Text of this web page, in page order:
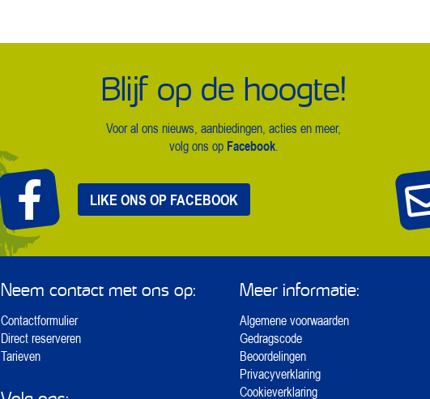
Blijf op de hoogte!
Voor al ons nieuws, aanbiedingen, acties en meer,
volg ons op Facebook.
LIKE ONS OP FACEBOOK
Neem contact met ons op:
Contactformulier
Direct reserveren
Tarieven
Meer informatie:
Algemene voorwaarden
Gedragscode
Beoordelingen
Privacyverklaring
Cookieverklaring